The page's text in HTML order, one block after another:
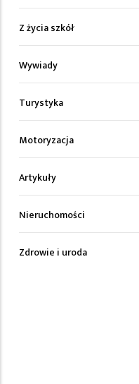
Z życia szkół
Wywiady
Turystyka
Motoryzacja
Artykuły
Nieruchomości
Zdrowie i uroda